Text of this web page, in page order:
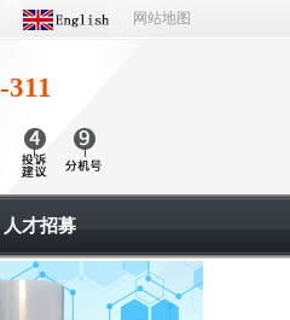
网站地图
311
人才招募